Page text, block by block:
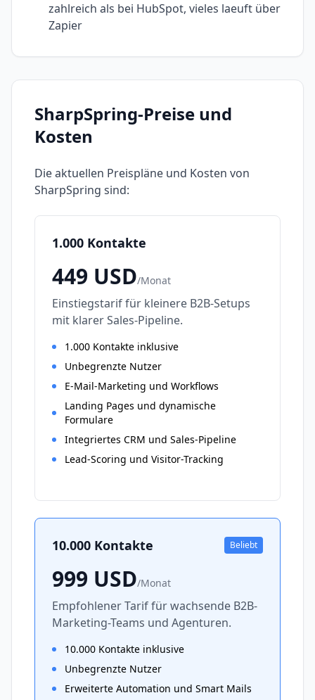
zahlreich als bei HubSpot, vieles laeuft über
Zapier
SharpSpring-Preise und
Kosten
Die aktuellen Preispläne und Kosten von
SharpSpring sind:
1.000 Kontakte
449 USD/Monat
Einstiegstarif für kleinere B2B-Setups
mit klarer Sales-Pipeline.
1.000 Kontakte inklusive
Unbegrenzte Nutzer
E-Mail-Marketing und Workflows
Landing Pages und dynamische
Formulare
Integriertes CRM und Sales-Pipeline
Lead-Scoring und Visitor-Tracking
10.000 Kontakte Beliebt
999 USD/Monat
Empfohlener Tarif für wachsende B2B-
Marketing-Teams und Agenturen.
10.000 Kontakte inklusive
Unbegrenzte Nutzer
Erweiterte Automation und Smart Mails